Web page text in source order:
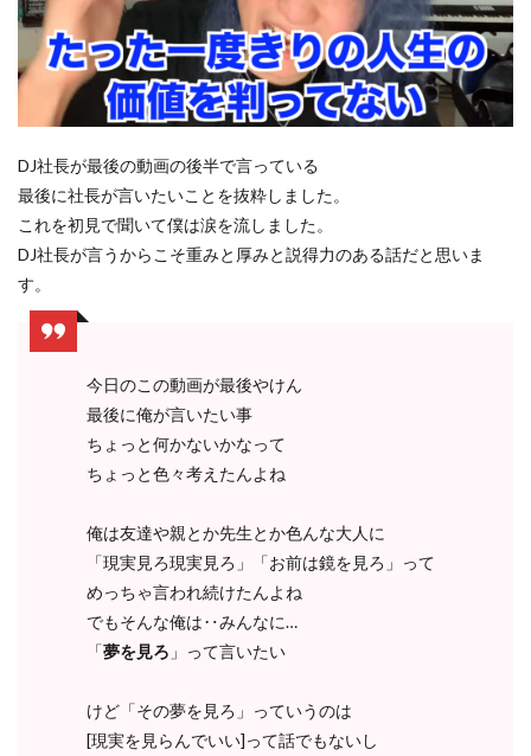
DJ社長が最後の動画の後半で言っている
最後に社長が言いたいことを抜粋しました。
これを初見で聞いて僕は涙を流しました。
DJ社長が言うからこそ重みと厚みと説得力のある話だと思いま
す。
今日のこの動画が最後やけん
最後に俺が言いたい事
ちょっと何かないかなって
ちょっと色々考えたんよね
俺は友達や親とか先生とか色んな大人に
「現実見ろ現実見ろ」「お前は鏡を見ろ」って
めっちゃ言われ続けたんよね
でもそんな俺は‥みんなに…
「夢を見ろ 」って言いたい
けど「その夢を見ろ」っていうのは
[現実を見らんでいい]って話でもないし